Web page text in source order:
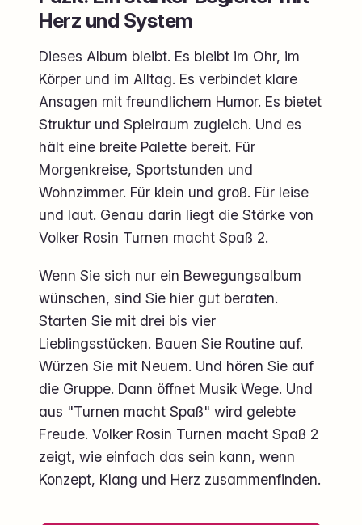
Herz und System
Dieses Album bleibt. Es bleibt im Ohr, im
Körper und im Alltag. Es verbindet klare
Ansagen mit freundlichem Humor. Es bietet
Struktur und Spielraum zugleich. Und es
hält eine breite Palette bereit. Für
Morgenkreise, Sportstunden und
Wohnzimmer. Für klein und groß. Für leise
und laut. Genau darin liegt die Stärke von
Volker Rosin Turnen macht Spaß 2.
Wenn Sie sich nur ein Bewegungsalbum
wünschen, sind Sie hier gut beraten.
Starten Sie mit drei bis vier
Lieblingsstücken. Bauen Sie Routine auf.
Würzen Sie mit Neuem. Und hören Sie auf
die Gruppe. Dann öffnet Musik Wege. Und
aus "Turnen macht Spaß" wird gelebte
Freude. Volker Rosin Turnen macht Spaß 2
zeigt, wie einfach das sein kann, wenn
Konzept, Klang und Herz zusammenfinden.